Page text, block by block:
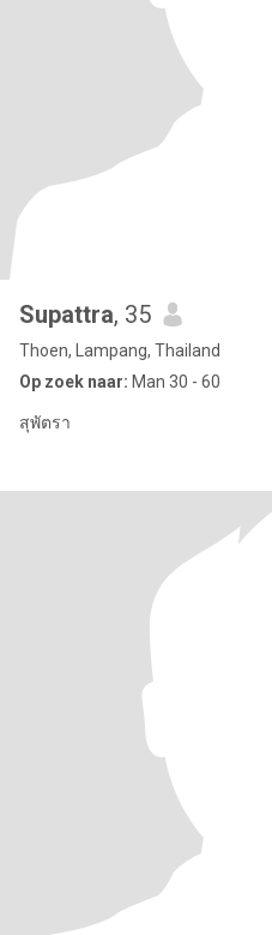
Supattra, 35
Thoen, Lampang, Thailand
Op zoek naar: Man 30 - 60
สุพัตรา